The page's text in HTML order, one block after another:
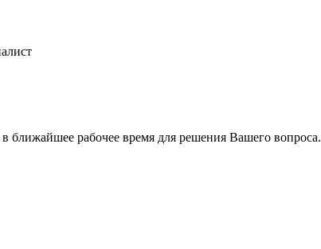
рабочее время для решения Вашего вопроса.